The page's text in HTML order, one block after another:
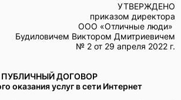
УТВЕРЖДЕНО
приказом директора
ООО «Отличные люди»
Будиловичем Виктором Дмитриевичем
№ 2 от 29 апреля 2022 г.
ПУБЛИЧНЫЙ ДОГОВОР
оказания услуг в сети Интернет